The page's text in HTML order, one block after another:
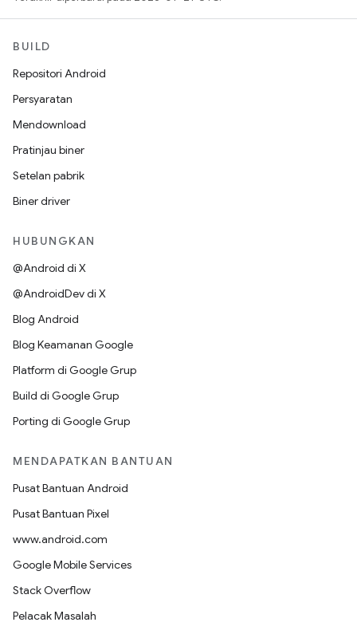
BUILD
Repositori Android
Persyaratan
Mendownload
Pratinjau biner
Setelan pabrik
Biner driver
HUBUNGKAN
@Android di X
@AndroidDev di X
Blog Android
Blog Keamanan Google
Platform di Google Grup
Build di Google Grup
Porting di Google Grup
MENDAPATKAN BANTUAN
Pusat Bantuan Android
Pusat Bantuan Pixel
www.android.com
Google Mobile Services
Stack Overflow
Pelacak Masalah